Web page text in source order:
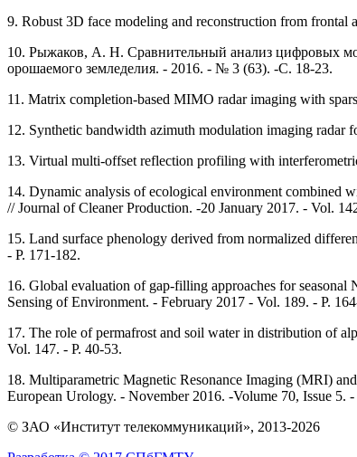
9. Robust 3D face modeling and reconstruction from frontal
10. Рыжаков, А. Н. Сравнительный анализ цифровых
орошаемого земледелия. - 2016. - № 3 (63). -С. 18-23.
11. Matrix completion-based MIMO radar imaging with
12. Synthetic bandwidth azimuth modulation imaging radar
13. Virtual multi-offset reflection profiling with
14. Dynamic analysis of ecological environment combined
// Journal of Cleaner Production. -20 January 2017. - Vol.
15. Land surface phenology derived from normalized
- P. 171-182.
16. Global evaluation of gap-filling approaches for
Sensing of Environment. - February 2017 - Vol. 189. - P.
17. The role of permafrost and soil water in distribution of
Vol. 147. - P. 40-53.
18. Multiparametric Magnetic Resonance Imaging (MRI)
European Urology. - November 2016. -Volume 70, Issue 5. -
© ЗАО «Институт телекоммуникаций», 2013-2026